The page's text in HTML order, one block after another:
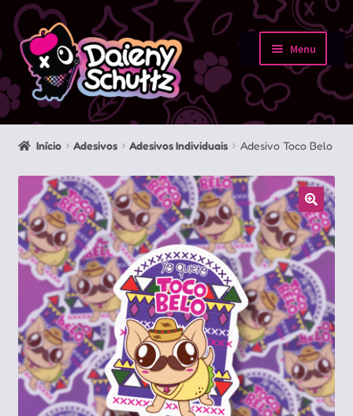
Pular
para
navegação
Pular
para
conteúdo
Menu
Início
Loja
Sobre
Portfolio
Contato
Início Adesivos Adesivos Individuais Adesivo Toco Belo